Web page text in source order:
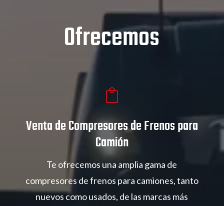
Ofrecemos

Venta de Compresores de Frenos para
Camión
Te ofrecemos una amplia gama de
compresores de frenos para camiones, tanto
nuevos como usados, de las marcas más